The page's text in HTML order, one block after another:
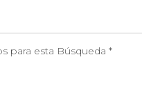
para esta Búsqueda *